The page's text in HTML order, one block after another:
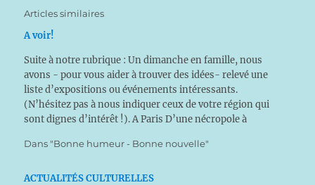
Articles similaires
A voir!
Suite à notre rubrique : Un dimanche en famille, nous
avons - pour vous aider à trouver des idées- relevé une
liste d’expositions ou événements intéressants.
(N’hésitez pas à nous indiquer ceux de votre région qui
sont dignes d’intérêt !). A Paris D’une nécropole à
jusqu’au 31…
Dans "Bonne humeur - Bonne nouvelle"
ACTUALITÉS CULTURELLES